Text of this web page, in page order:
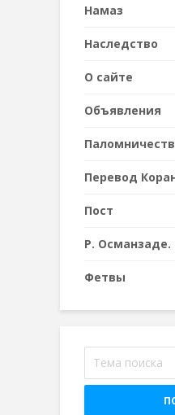
Намаз
Наследствo
О сайте
Объявления
Перевод
Пост
Р. Османзаде.
Фетвы